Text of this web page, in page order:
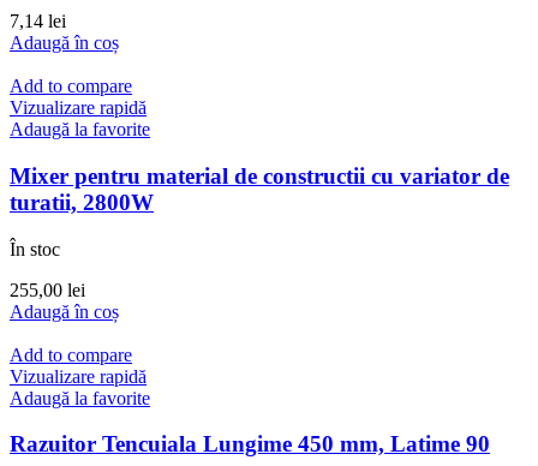
7,14 lei
Adaugă în coș
Add to compare
Vizualizare rapidă
Adaugă la favorite
Mixer pentru material de constructii cu variator de
turatii, 2800W
În stoc
255,00 lei
Adaugă în coș
Add to compare
Vizualizare rapidă
Adaugă la favorite
Razuitor Tencuiala Lungime 450 mm, Latime 90